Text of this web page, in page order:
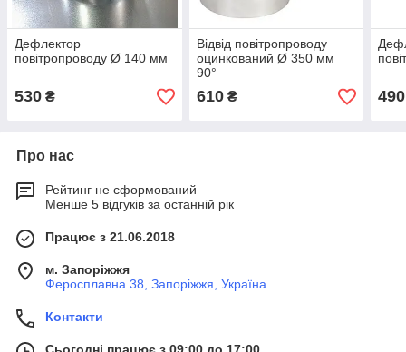
Дефлектор
повітропроводу Ø 140 мм
530 ₴
Відвід повітропроводу
оцинкований Ø 350 мм
90°
610₴ 490
Про нас
Рейтинг не сформований
Менше 5 відгуків за останній рік
Працює з 21.06.2018
м. Запоріжжя
Феросплавна 38, Запоріжжя, Україна
Контакти